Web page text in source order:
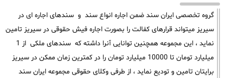
گروه تخصصی ایران سند ضمن اجاره انواع سند و سندهای اجاره ای در
سیریز میتواند قرارهای کفالت را بصورت اجاره فیش حقوقی در سیریز تامین
نماید ، این مجموعه همچنین توانایی آنرا داشته که سندهای ملکی از 1
میلیارد تومان تا 10000 میلیارد تومان را در کمترین زمان ممکن در سیریز
برایتان تامین و تودیع نماید ، از طرفی وکلای حقوقی مجموعه ایران سند